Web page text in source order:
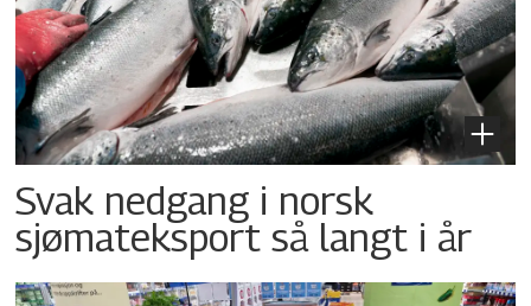
Svak nedgang i norsk
sjømateksport så langt i år